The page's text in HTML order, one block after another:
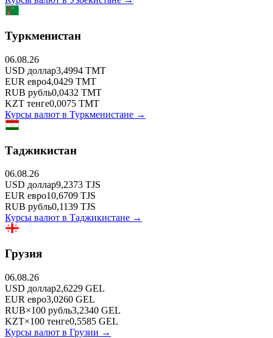
Туркменистан
06.08.26
USD доллар3,4994 TMT
EUR евро4,0429 TMT
RUB рубль0,0432 TMT
KZT тенге0,0075 TMT
Курсы валют в Туркменистане →
Таджикистан
06.08.26
USD доллар9,2373 TJS
EUR евро10,6709 TJS
RUB рубль0,1139 TJS
Курсы валют в Таджикистане →
Грузия
06.08.26
USD доллар2,6229 GEL
EUR евро3,0260 GEL
RUB×100 рубль3,2340 GEL
KZT×100 тенге0,5585 GEL
Курсы валют в Грузии →